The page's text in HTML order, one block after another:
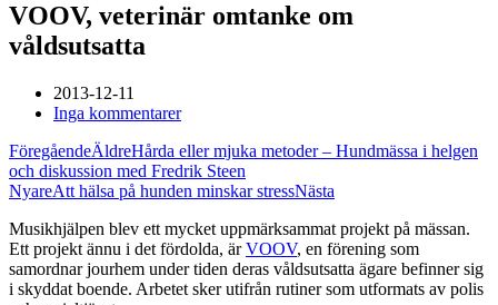
VOOV, veterinär omtanke om
våldsutsatta
2013-12-11
Inga kommentarer
FöregåendeÄldreHårda eller mjuka metoder – Hundmässa i helgen
och diskussion med Fredrik Steen
NyareAtt hälsa på hunden minskar stressNästa
Musikhjälpen blev ett mycket uppmärksammat projekt på mässan.
Ett projekt ännu i det fördolda, ärVOOV, en förening som
samordnar jourhem under tiden deras våldsutsatta ägare befinner sig
i skyddat boende. Arbetet sker utifrån rutiner som utformats av polis